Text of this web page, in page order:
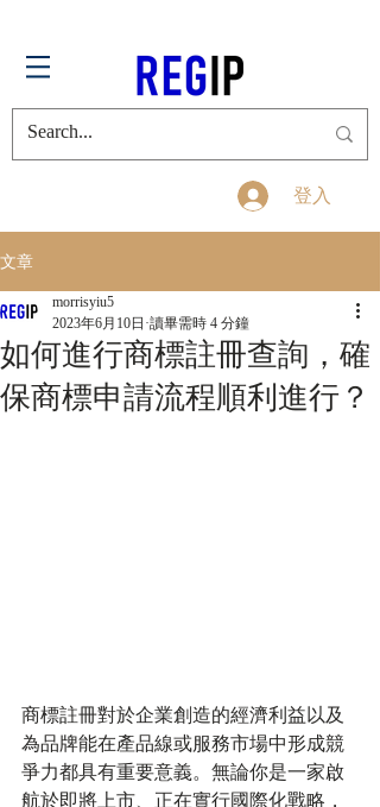
登入
文章
如何進行商標註冊查詢，確
保商標申請流程順利進行？
morrisyiu5
2023年6月10日 讀畢需時 4 分鐘
商標註冊對於企業創造的經濟利益以及
為品牌能在產品線或服務市場中形成競
爭力都具有重要意義。無論你是一家啟
航於即將上市、正在實行國際化戰略，